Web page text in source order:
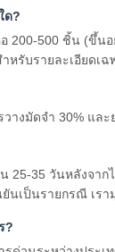
ด?
200-500 ชิ้น (ขึ้
หรับรายละเอียดเฉ
างมัดจำ 30% แล
25-35 วันหลังจา
เป็นรายกรณี เรา
?